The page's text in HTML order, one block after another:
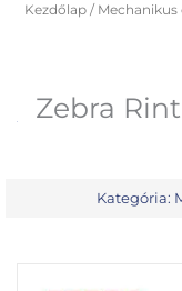
Kezdőlap/ Mechanikus
Zebra
Kategória: